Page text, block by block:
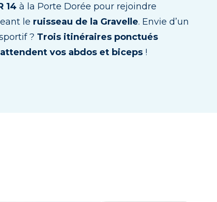
14 à la Porte Dorée pour rejoindre
le ruisseau de la Gravelle. Envie d’un
? Trois itinéraires ponctués
vos abdos et biceps !